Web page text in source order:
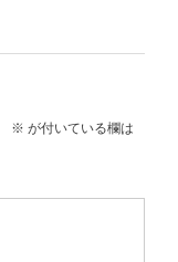
※ が付いている欄は